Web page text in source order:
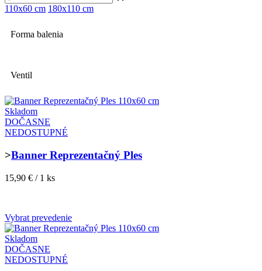
110x60 cm 180x110 cm
Forma balenia
Ventil
Skladom
DOČASNE
NEDOSTUPNÉ
>Banner Reprezentačný Ples
15,90 € / 1 ks
Vybrat prevedenie
Skladom
DOČASNE
NEDOSTUPNÉ